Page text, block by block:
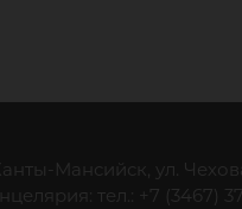
Мансийск, ул.
тел.: +7 (3467)